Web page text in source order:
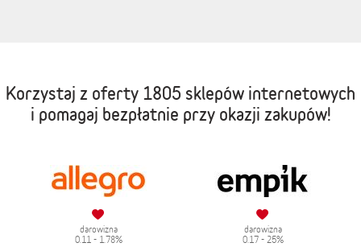
Korzystaj z oferty 1805 sklepów internetowych
i pomagaj bezpłatnie przy okazji zakupów!
darowizna
0.11 - 1.78%
darowizna
0.17 - 25%